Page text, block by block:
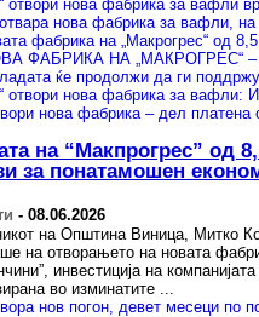
на “Макпрогрес” од
за понатамошен
- 08.06.2026
на Општина Виница, Митко
на отворањето на новата
инвестиција на
во изминатите ...
нов погон, девет месеци по